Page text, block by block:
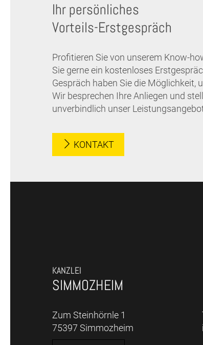
Ihr persönliches
Vorteils-Erstgespräch
Profitieren Sie von unserem Know-
Sie gerne ein kostenloses
Gespräch haben Sie die Möglichkeit,
Wir besprechen Ihre Anliegen und
unverbindlich unser
KONTAKT
KANZLEI
SIMMOZHEIM
Zum Steinhörnle 1
75397 Simmozheim